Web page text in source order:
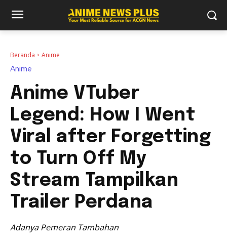
Beranda Anime
Anime
Anime VTuber
Legend: How I Went
Viral after Forgetting
to Turn Off My
Stream Tampilkan
Trailer Perdana
Adanya Pemeran Tambahan